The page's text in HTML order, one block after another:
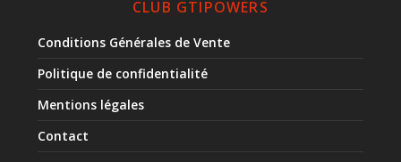
CLUB GTIPOWERS
Conditions Générales de Vente
Politique de confidentialité
Mentions légales
Contact